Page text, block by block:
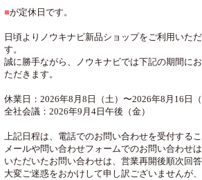
■が定休日です。
日頃よりノウキナビ新品ショップをご利用いた
す。
誠に勝手ながら、ノウキナビでは下記の期間に
ただきます。
休業日：2026年8月8日（土）〜2026年8月16日（
全社会議：2026年9月4日午後（金）
上記日程は、電話でのお問い合わせを受付するこ
メールや問い合わせフォームでのお問い合わせ
いただいたお問い合わせは、営業再開後順次回答
大変ご迷惑をおかけして申し訳ございませんが